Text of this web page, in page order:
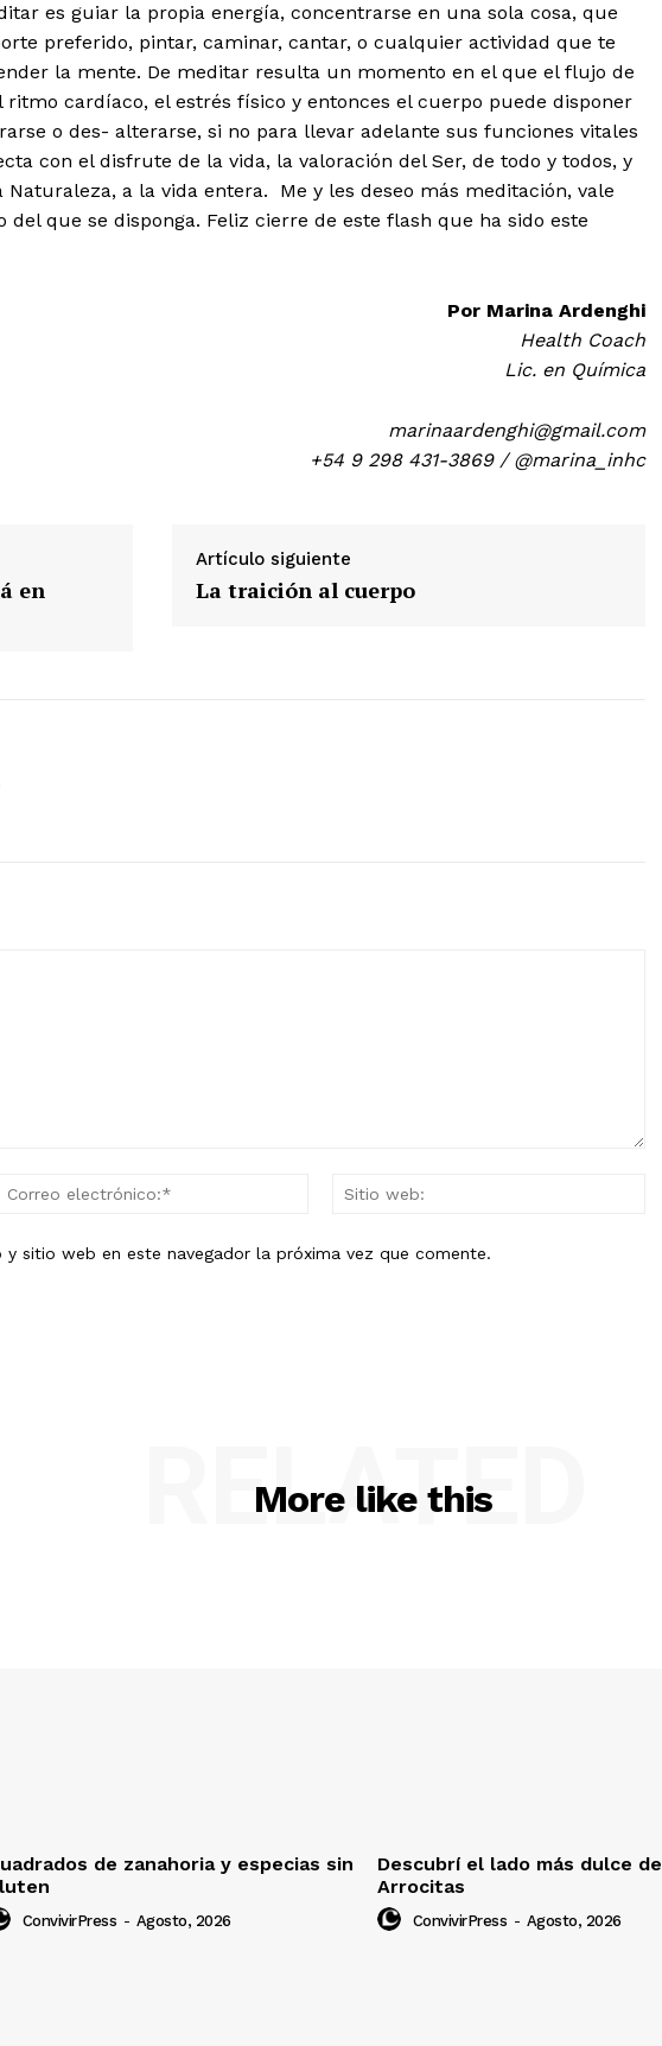
es guiar la propia energía, concentrarse en una sola cosa, que
preferido, pintar, caminar, cantar, o cualquier actividad que te
la mente. De meditar resulta un momento en el que el flujo de
cardíaco, el estrés físico y entonces el cuerpo puede disponer
o des- alterarse, si no para llevar adelante sus funciones vitales
con el disfrute de la vida, la valoración del Ser, de todo y todos, y
a la vida entera. Me y les deseo más meditación, vale
que se disponga. Feliz cierre de este flash que ha sido este
Por Marina Ardenghi
Health Coach
Lic. en Química
marinaardenghi@gmail.com
+54 9 298 431-3869 / @marina_inhc
en
Artículo siguiente
La traición al cuerpo
Correo
sitio web en este navegador la próxima vez que comente.
More like this
RELATED
de zanahoria y especias sin
ConvivirPress - Agosto, 2026
Descubrí el lado más dulce de
Arrocitas
ConvivirPress - Agosto, 2026